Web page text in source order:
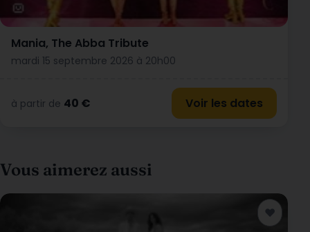
Mania, The Abba Tribute
mardi 15 septembre 2026 à 20h00
à partir de 40 € Voir les dates
Vous aimerez aussi
♥
Ajouter